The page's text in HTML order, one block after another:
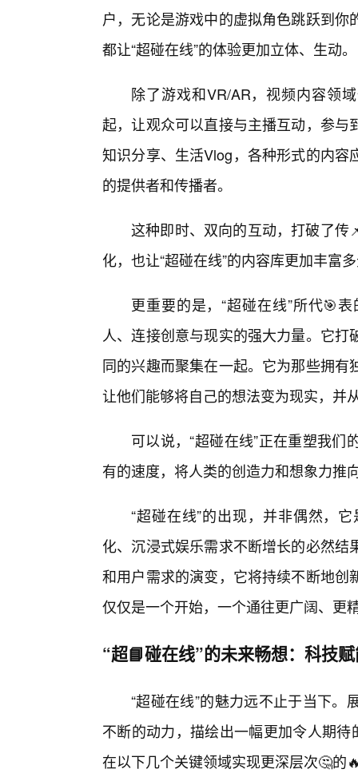
户，无论是游戏中的虚拟角色跳跃到
都让“超碰在线”的体验更加立体、生动。
除了游戏和VR/AR，视频内容领
起，让观众可以直接与主播互动，参
知识分享、生活Vlog，各种形式的内
的提供者和传播者。
这种即时、双向的互动，打破了传
化，也让“超碰在线”的内容库更加丰富
更重要的是，“超碰在线”所代🎯
人、连接创意与现实的强大力量。它
同的兴趣而聚集在一起。它为那些拥
让他们能够将自己的想法变为现实，并
可以说，“超碰在线”正在重塑我
有的速度，将人类的创造力和想象力推
“超碰在线”的出现，并非偶然，
化、沉浸式娱乐需求不断增长的必然
和用户需求的演变，它将持续不断地
仅仅是一个开始，一个通往更广阔、更
“超📘碰在线”的未来畅想：科技
“超碰在线”的魅力远不止于当下
不断的动力，描绘出一幅更加令人期
在以下几个关键领域实现更深层次🤔的